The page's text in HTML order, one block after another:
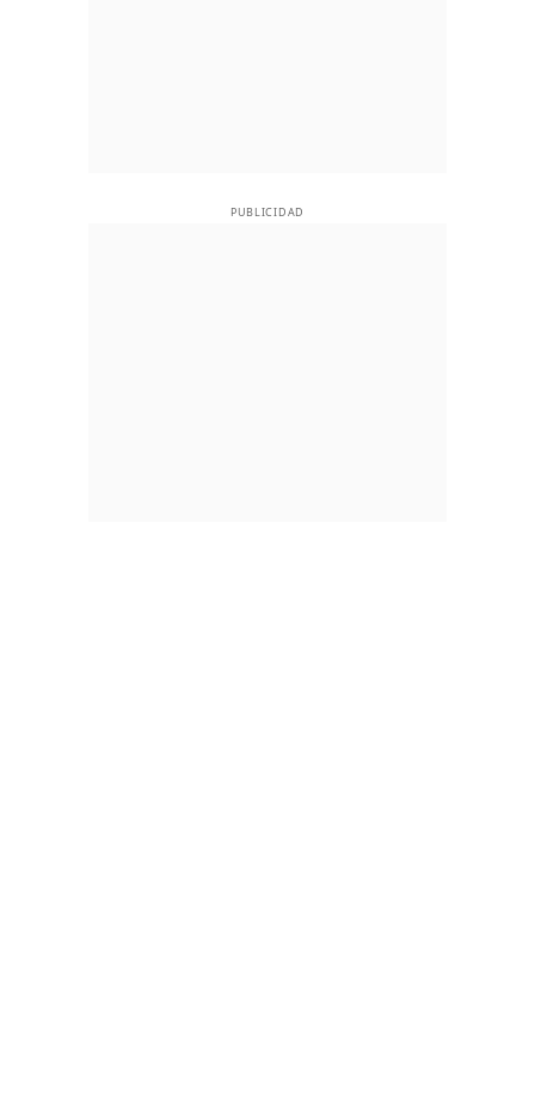
PUBLICIDAD